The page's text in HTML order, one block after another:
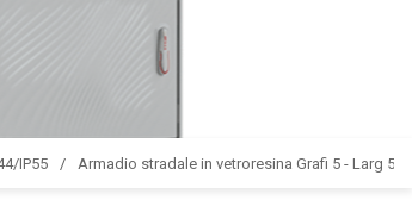
IP55 Armadio stradale in vetroresina Grafi 5 - Larg 580